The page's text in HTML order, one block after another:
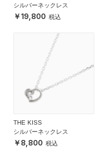
シルバーネックレス
19,800
THE KISS
シルバーネックレス
8,800